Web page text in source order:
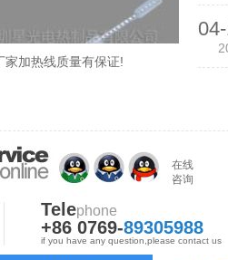
家加热线质量有保证!
在线
咨询
Telephone
+86 0769-89305988
if you have any question,please contact us